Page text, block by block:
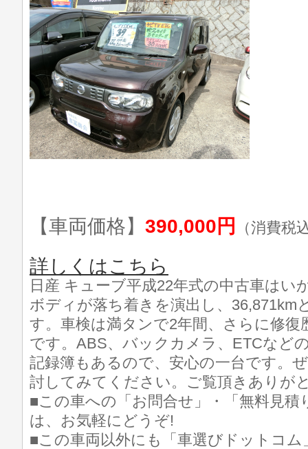
【車両価格】 390,000円 （消費税
詳しくはこちら
日産 キューブ平成22年式の中古車はい
ボディが落ち着きを演出し、36,871km
す。車検は満タンで2年間、さらに修復
です。ABS、バックカメラ、ETCなど
記録簿もあるので、安心の一台です。
討してみてください。ご覧頂きありが
■この車への「お問合せ」・「無料見積
は、お気軽にどうぞ!
■この車両以外にも「車選びドットコ